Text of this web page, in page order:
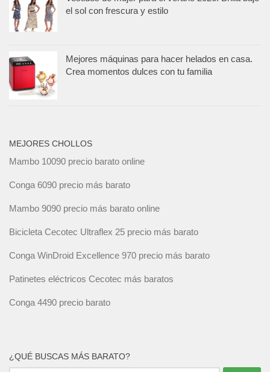
el sol con frescura y estilo
Mejores máquinas para hacer helados en casa.
Crea momentos dulces con tu familia
MEJORES CHOLLOS
Mambo 10090 precio barato online
Conga 6090 precio más barato
Mambo 9090 precio más barato online
Bicicleta Cecotec Ultraflex 25 precio más barato
Conga WinDroid Excellence 970 precio más barato
Patinetes eléctricos Cecotec más baratos
Conga 4490 precio barato
¿QUÉ BUSCAS MÁS BARATO?